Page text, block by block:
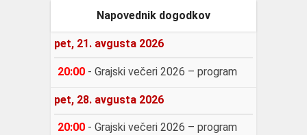
Napovednik dogodkov
pet, 21. avgusta 2026
20:00 - Grajski večeri 2026 – program
pet, 28. avgusta 2026
20:00 - Grajski večeri 2026 – program